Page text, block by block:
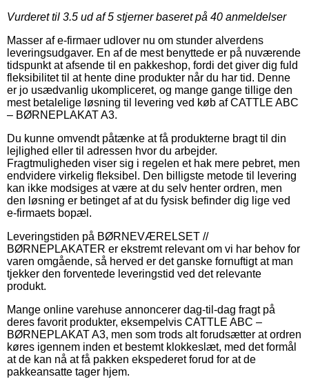
Vurderet til 3.5 ud af 5 stjerner baseret på 40 anmeldelser
Masser af e-firmaer udlover nu om stunder alverdens
leveringsudgaver. En af de mest benyttede er på nuværende
tidspunkt at afsende til en pakkeshop, fordi det giver dig fuld
fleksibilitet til at hente dine produkter når du har tid. Denne
er jo usædvanlig ukompliceret, og mange gange tillige den
mest betalelige løsning til levering ved køb af CATTLE ABC
– BØRNEPLAKAT A3.
Du kunne omvendt påtænke at få produkterne bragt til din
lejlighed eller til adressen hvor du arbejder.
Fragtmuligheden viser sig i regelen et hak mere pebret, men
endvidere virkelig fleksibel. Den billigste metode til levering
kan ikke modsiges at være at du selv henter ordren, men
den løsning er betinget af at du fysisk befinder dig lige ved
e-firmaets bopæl.
Leveringstiden på BØRNEVÆRELSET //
BØRNEPLAKATER er ekstremt relevant om vi har behov for
varen omgående, så herved er det ganske fornuftigt at man
tjekker den forventede leveringstid ved det relevante
produkt.
Mange online varehuse annoncerer dag-til-dag fragt på
deres favorit produkter, eksempelvis CATTLE ABC –
BØRNEPLAKAT A3, men som trods alt forudsætter at ordren
køres igennem inden et bestemt klokkeslæt, med det formål
at de kan nå at få pakken ekspederet forud for at de
pakkeansatte tager hjem.